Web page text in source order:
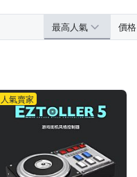
最高人氣 價格
人氣賣家